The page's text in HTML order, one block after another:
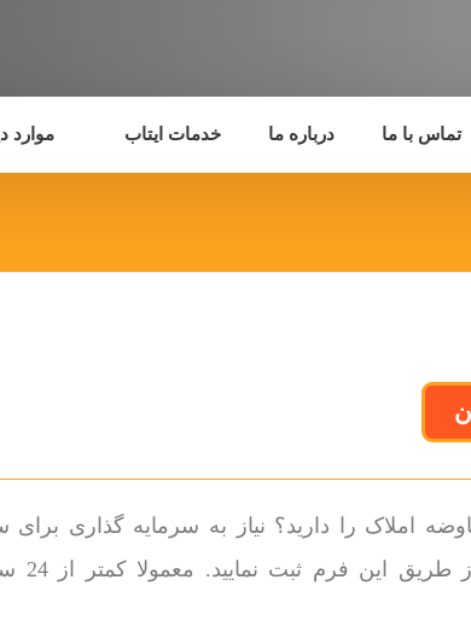
تماس با ما درباره ما خدمات ایتاب موارد
املاک را دارید؟ نیاز به سرمایه گذاری
دارید؟